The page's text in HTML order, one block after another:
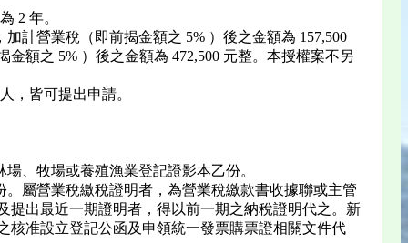
2 年。
計營業稅（即前揭金額之 5% ）後之金額為 157,500
額之 5% ）後之金額為 472,500 元整。本授權案不另
，皆可提出申請。
、牧場或養殖漁業登記證影本乙份。
屬營業稅繳稅證明者，為營業稅繳款書收據聯或主管
提出最近一期證明者，得以前一期之納稅證明代之。新
核准設立登記公函及申領統一發票購票證相關文件代